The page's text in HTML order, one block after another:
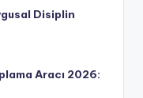
Disiplin
Aracı 2026: